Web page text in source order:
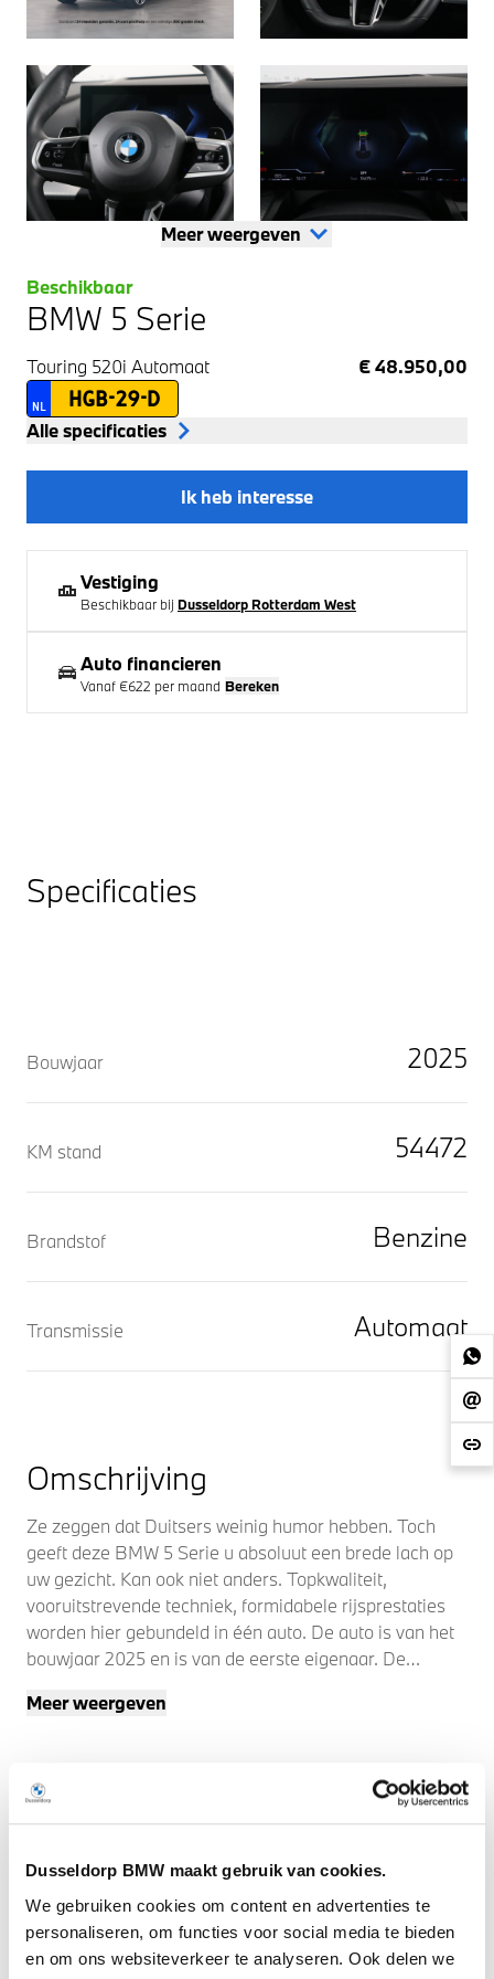
Dusseldorp BMW maakt gebruik van cookies.
We gebruiken cookies om content en advertenties te
personaliseren, om functies voor social media te bieden
en om ons websiteverkeer te analyseren. Ook delen we
Meer weergeven
Beschikbaar
BMW 5 Serie
Touring 520i Automaat € 48.950,00
NL HGB-29-D
Alle specificaties
Ik heb interesse
Vestiging
Beschikbaar bij Dusseldorp Rotterdam West
Auto financieren
Vanaf €622 per maand Bereken
Specificaties
2025
Bouwjaar
54472
KM stand
Benzine
Brandstof
Automaat
Transmissie
Omschrijving
Ze zeggen dat Duitsers weinig humor hebben. Toch
geeft deze BMW 5 Serie u absoluut een brede lach op
uw gezicht. Kan ook niet anders. Topkwaliteit,
vooruitstrevende techniek, formidabele rijsprestaties
worden hier gebundeld in één auto. De auto is van het
bouwjaar 2025 en is van de eerste eigenaar. De
viercilinder benzinemotor en een automatische
opent met een druk op de knop, zodat u gemakkelijk
LED-koplampen, LED-achterlichten en
snelheidsafhankelijke stuurbekrachtiging ook tot de
uitrusting van deze complete auto.
Meer weergeven